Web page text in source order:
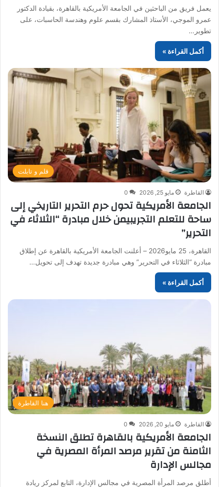
يعمل فريق من الباحثين في الجامعة الأمريكية بالقاهرة، بقيادة الدكتور
عمرو الموجي، الأستاذ المشارك بقسم علوم وهندسة الحاسبات، على
تطوير…
أكمل القراءة »
قلم و تابلت
القاطرة مايو 25, 2026 0
الجامعة الأمريكية تحول حرم التحرير التاريخي إلى
ساحة للتعلم التجريبيمن خلال مبادرة “الثلاثاء في
التحرير”
القاهرة، 25 مايو2026 – أعلنت الجامعة الأمريكية بالقاهرة عن إطلاق
مبادرة “الثلاثاء في التحرير” وهي مبادرة جديدة تهدف إلى تحويل…
أكمل القراءة »
هنا القاطرة
القاطرة مايو 20, 2026 0
الجامعة الأمريكية بالقاهرة تطلق النسخة
الثامنة من تقرير مرصد المرأة المصرية في
مجالس الإدارة
أطلق مرصد المرأة المصرية في مجالس الإدارة، التابع لمركز ريادة